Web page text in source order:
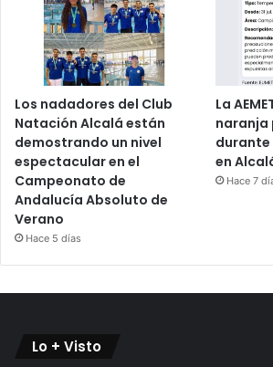
Los nadadores del Club
Natación Alcalá están
demostrando un nivel
espectacular en el
Campeonato de
Andalucía Absoluto de
Verano
Hace 5 días
La
naranja
durante
en
Hace 7
Lo + Visto